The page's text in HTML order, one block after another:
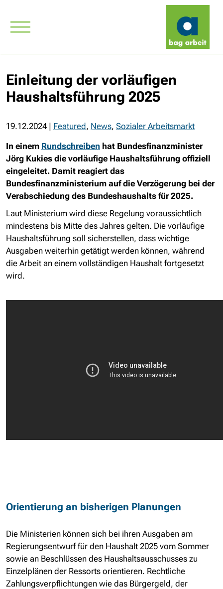
Einleitung der vorläufigen
Haushaltsführung 2025
19.12.2024 | Featured, News, Sozialer Arbeitsmarkt
In einem Rundschreiben hat Bundesfinanzminister
Jörg Kukies die vorläufige Haushaltsführung offiziell
eingeleitet. Damit reagiert das
Bundesfinanzministerium auf die Verzögerung bei der
Verabschiedung des Bundeshaushalts für 2025.
Laut Ministerium wird diese Regelung voraussichtlich
mindestens bis Mitte des Jahres gelten. Die vorläufige
Haushaltsführung soll sicherstellen, dass wichtige
Ausgaben weiterhin getätigt werden können, während
die Arbeit an einem vollständigen Haushalt fortgesetzt
wird.
Orientierung an bisherigen Planungen
Die Ministerien können sich bei ihren Ausgaben am
Regierungsentwurf für den Haushalt 2025 vom Sommer
sowie an Beschlüssen des Haushaltsausschusses zu
Einzelplänen der Ressorts orientieren. Rechtliche
Zahlungsverpflichtungen wie das Bürgergeld, der